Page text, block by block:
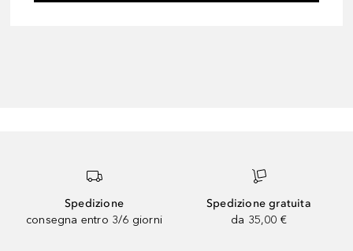
Spedizione
consegna entro 3/6 giorni
Spedizione gratuita
da 35,00 €